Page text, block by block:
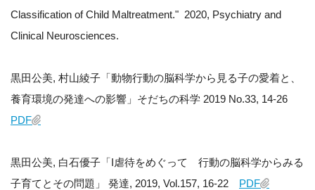
Classification of Child Maltreatment." 2020, Psychiatry and
Clinical Neurosciences.
黒田公美, 村山綾子「動物行動の脳科学から見る子の愛着と、
養育環境の発達への影響」そだちの科学 2019 No.33, 14-26
PDF
黒田公美, 白石優子「I虐待をめぐって 行動の脳科学からみる
子育てとその問題」 発達, 2019, Vol.157, 16-22 PDF